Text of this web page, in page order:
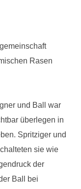
Rasen
und Ball war
überlegen in
Spritziger und
sie wie
der
Ball bei